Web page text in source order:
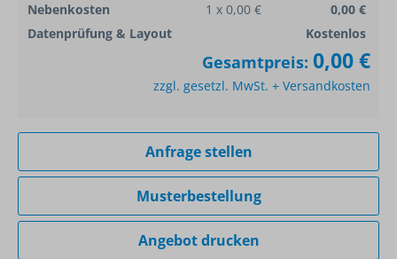
Nebenkosten
1 x 0,00 €
0,00 €
Datenprüfung & Layout
Kostenlos
Gesamtpreis: 0,00 €
zzgl. gesetzl. MwSt. + Versandkosten
Anfrage stellen
Musterbestellung
Angebot drucken